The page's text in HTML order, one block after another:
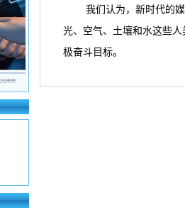
我们认为，新时代的
光、空气、土壤和水这些
极奋斗目标。